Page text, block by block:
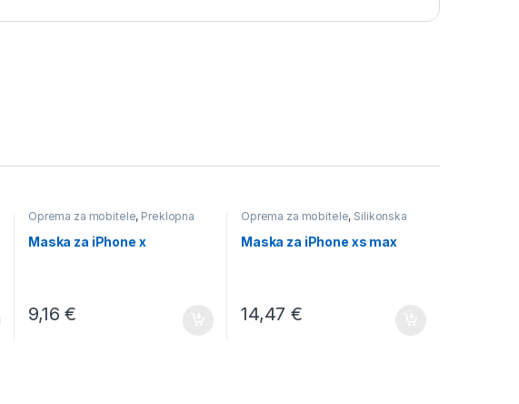
Oprema za mobitele, Preklopna
Maska za iPhone x
9,16€
Oprema za mobitele, Silikonska
Maska za iPhone xs max
14,47€